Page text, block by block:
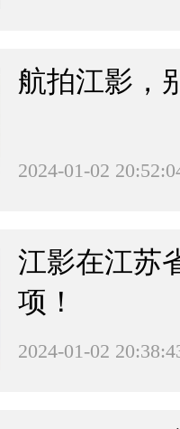
航拍江影，
2024-01-02
江影在江苏
项！
2024-01-02